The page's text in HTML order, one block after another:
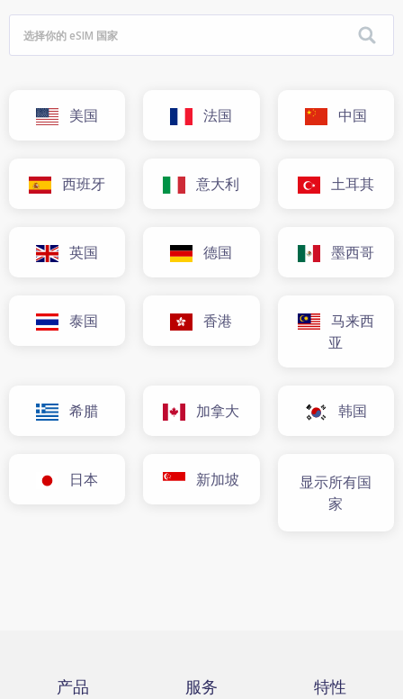
美国 法国 中国
西班牙 意大利 土耳其
英国 德国 墨西哥
泰国 香港
马来西
亚
希腊 加拿大 韩国
日本 新加坡
显示所有国
家
产品 服务 特性